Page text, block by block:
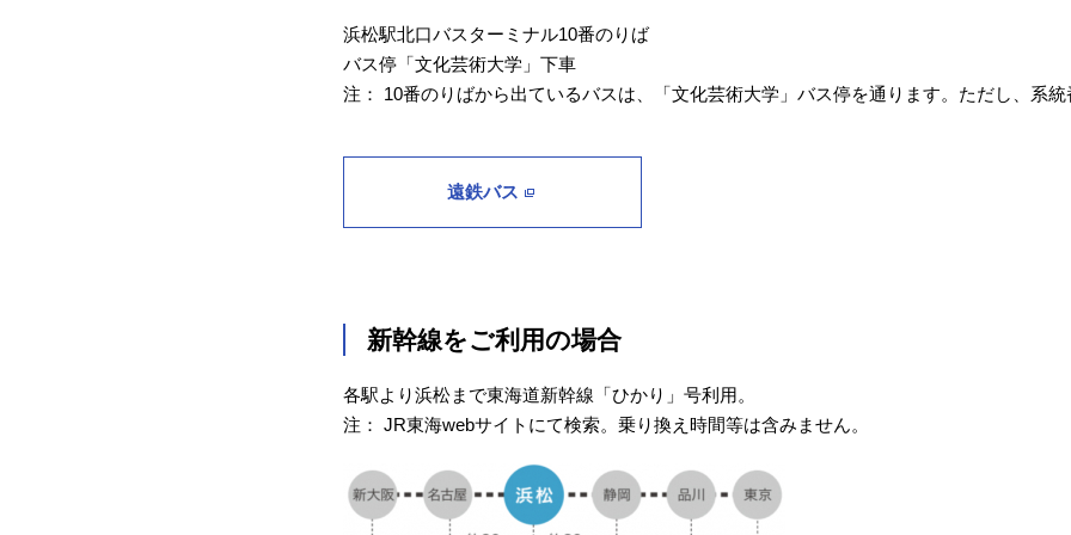
浜松駅北口バスターミナル10番のりば
バス停「文化芸術大学」下車
注： 10番のりばから出ているバスは、「文化芸術大学」バス停を通ります。ただし、系統
遠鉄バス
新幹線をご利用の場合
各駅より浜松まで東海道新幹線「ひかり」号利用。
注： JR東海webサイトにて検索。乗り換え時間等は含みません。